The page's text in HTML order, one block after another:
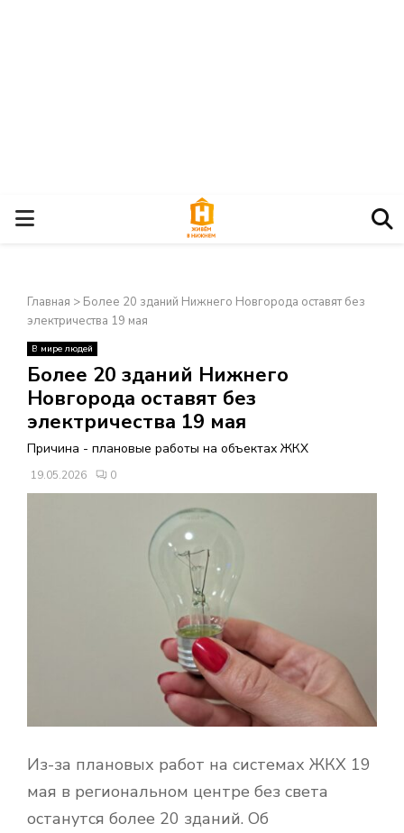
О
Н
О
В
Н
Ю
Главная > Более 20 зданий Нижнего Новгорода оставят без
электричества 19 мая
В мире людей
Более 20 зданий Нижнего
Новгорода оставят без
электричества 19 мая
Причина - плановые работы на объектах ЖКХ
19.05.2026 0
Из-за плановых работ на системах ЖКХ 19
мая в региональном центре без света
останутся более 20 зданий. Об